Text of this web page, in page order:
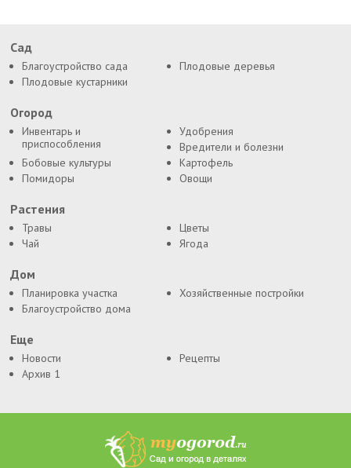
Сад
Благоустройство сада
Плодовые деревья
Плодовые кустарники
Огород
Инвентарь и
приспособления
Удобрения
Вредители и болезни
Бобовые культуры
Картофель
Помидоры
Овощи
Растения
Травы
Цветы
Чай
Ягода
Дом
Планировка участка
Хозяйственные постройки
Благоустройство дома
Еще
Новости
Рецепты
Архив 1